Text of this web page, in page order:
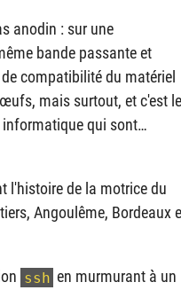
anodin : sur une
bande passante et
compatibilité du matériel
mais surtout, et c'est
informatique qui sont…
l'histoire de la motrice du
Angoulême, Bordeaux
ssh en murmurant à un